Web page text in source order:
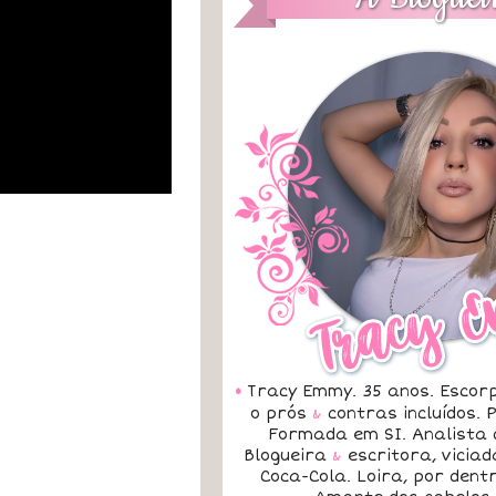
• Tracy Emmy. 35 anos.
o prós & contras incluídos.
Formada em SI. Analista
Blogueira & escritora,
Coca-Cola. Loira, por